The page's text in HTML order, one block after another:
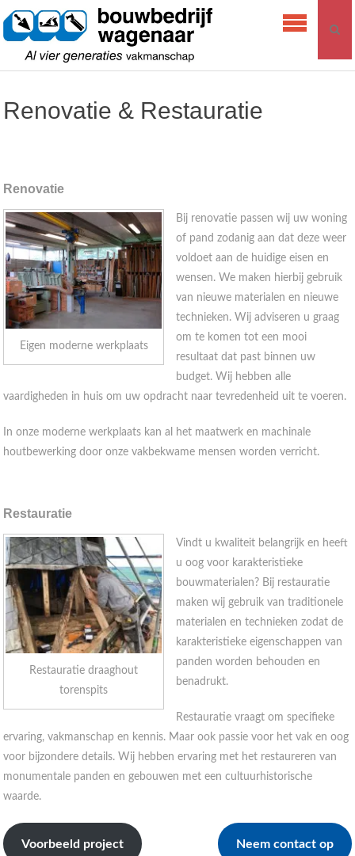
Skip
content
Bouwbedrijf
Renovatie & Restauratie
Renovatie
Eigen moderne werkplaats
Bij renovatie passen wij uw woning
of pand zodanig aan dat deze weer
voldoet aan de huidige eisen en
wensen. We maken hierbij gebruik
van nieuwe materialen en nieuwe
technieken. Wij adviseren u graag
om te komen tot een mooi
resultaat dat past binnen uw
budget. Wij hebben alle
vaardigheden in huis om uw opdracht naar tevredenheid uit te voeren.
In onze moderne werkplaats kan al het maatwerk en machinale
houtbewerking door onze vakbekwame mensen worden verricht.
Restauratie
Restauratie draaghout
torenspits
Vindt u kwaliteit belangrijk en heeft
u oog voor karakteristieke
bouwmaterialen? Bij restauratie
maken wij gebruik van traditionele
materialen en technieken zodat de
karakteristieke eigenschappen van
panden worden behouden en
benadrukt.
Restauratie vraagt om specifieke
ervaring, vakmanschap en kennis. Maar ook passie voor het vak en oog
voor bijzondere details. Wij hebben ervaring met het restaureren van
monumentale panden en gebouwen met een cultuurhistorische
waarde.
Neem contact op
Voorbeeld project